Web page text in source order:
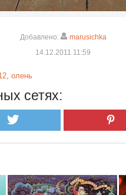
Добавлено:
marusichka
14.12.2011 11:59
, олень
сетях: